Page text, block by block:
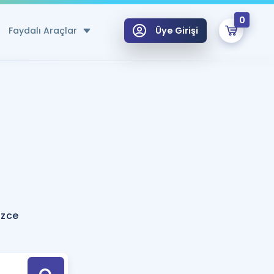
Faydalı Araçlar
Hesaplama Aracı
için Öneriler
Tek Takvimde
Üye Girişi
0